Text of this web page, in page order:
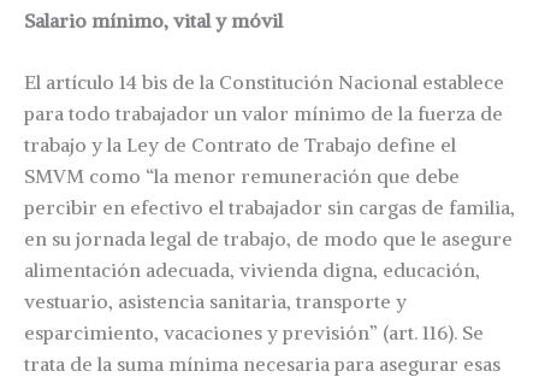
Salario mínimo, vital y móvil
El artículo 14 bis de la Constitución Nacional establece
para todo trabajador un valor mínimo de la fuerza de
trabajo y la Ley de Contrato de Trabajo define el
SMVM como “la menor remuneración que debe
percibir en efectivo el trabajador sin cargas de familia,
en su jornada legal de trabajo, de modo que le asegure
alimentación adecuada, vivienda digna, educación,
vestuario, asistencia sanitaria, transporte y
esparcimiento, vacaciones y previsión” (art. 116). Se
trata de la suma mínima necesaria para asegurar esas